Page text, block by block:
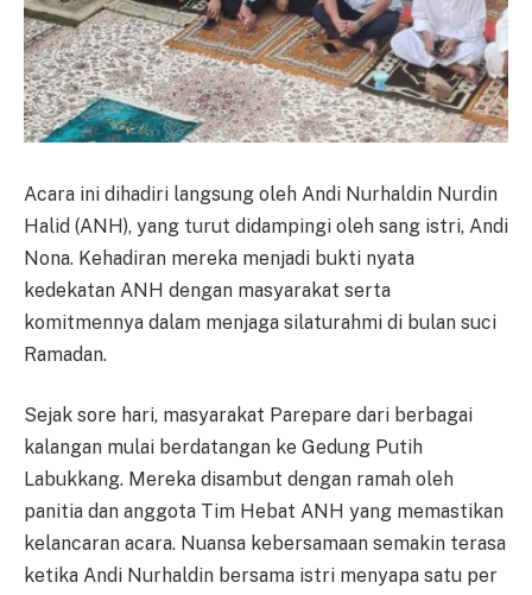
Acara ini dihadiri langsung oleh Andi Nurhaldin Nurdin
Halid (ANH), yang turut didampingi oleh sang istri, Andi
Nona. Kehadiran mereka menjadi bukti nyata
kedekatan ANH dengan masyarakat serta
komitmennya dalam menjaga silaturahmi di bulan suci
Ramadan.
Sejak sore hari, masyarakat Parepare dari berbagai
kalangan mulai berdatangan ke Gedung Putih
Labukkang. Mereka disambut dengan ramah oleh
panitia dan anggota Tim Hebat ANH yang memastikan
kelancaran acara. Nuansa kebersamaan semakin terasa
ketika Andi Nurhaldin bersama istri menyapa satu per